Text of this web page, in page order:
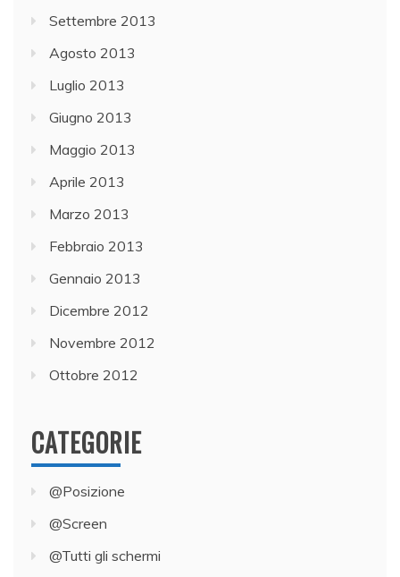
Settembre 2013
Agosto 2013
Luglio 2013
Giugno 2013
Maggio 2013
Aprile 2013
Marzo 2013
Febbraio 2013
Gennaio 2013
Dicembre 2012
Novembre 2012
Ottobre 2012
CATEGORIE
@Posizione
@Screen
@Tutti gli schermi